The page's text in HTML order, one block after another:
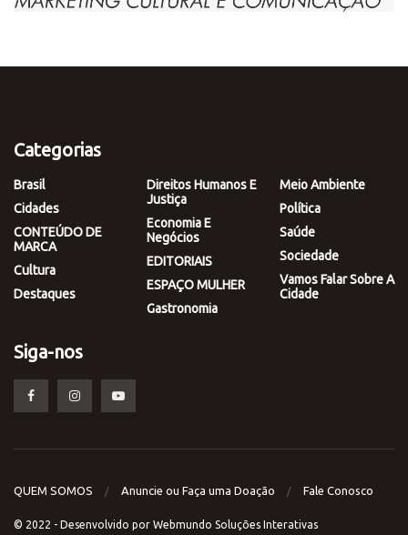
Categorias
Brasil
Cidades
CONTEÚDO DE
MARCA
Cultura
Destaques
Direitos Humanos E
Justiça
Economia E
Negócios
EDITORIAIS
ESPAÇO MULHER
Gastronomia
Meio Ambiente
Política
Saúde
Sociedade
Vamos Falar Sobre A
Cidade
Siga-nos
QUEM SOMOS Anuncie ou Faça uma Doação Fale Conosco
© 2022 - Desenvolvido por Webmundo Soluções Interativas